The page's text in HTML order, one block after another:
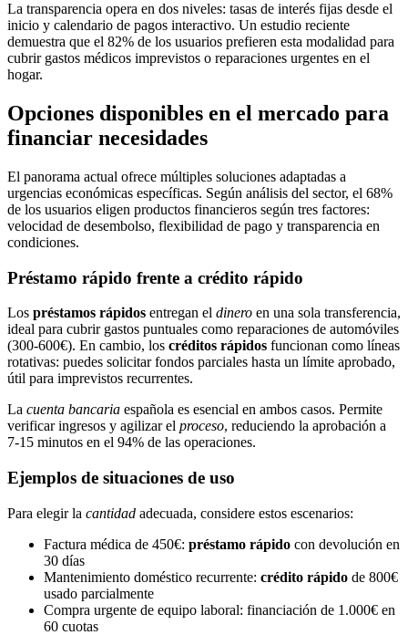
La transparencia opera en dos niveles: tasas de interés fijas desde el
inicio y calendario de pagos interactivo. Un estudio reciente
demuestra que el 82% de los usuarios prefieren esta modalidad para
cubrir gastos médicos imprevistos o reparaciones urgentes en el
hogar.
Opciones disponibles en el mercado para
financiar necesidades
El panorama actual ofrece múltiples soluciones adaptadas a
urgencias económicas específicas. Según análisis del sector, el 68%
de los usuarios eligen productos financieros según tres factores:
velocidad de desembolso, flexibilidad de pago y transparencia en
condiciones.
Préstamo rápido frente a crédito rápido
Los préstamos rápidos entregan el dinero en una sola transferencia,
ideal para cubrir gastos puntuales como reparaciones de automóviles
(300-600€). En cambio, los créditos rápidos funcionan como líneas
rotativas: puedes solicitar fondos parciales hasta un límite aprobado,
útil para imprevistos recurrentes.
La cuenta bancaria española es esencial en ambos casos. Permite
verificar ingresos y agilizar el proceso, reduciendo la aprobación a
7-15 minutos en el 94% de las operaciones.
Ejemplos de situaciones de uso
Para elegir la cantidad adecuada, considere estos escenarios:
Factura médica de 450€: préstamo rápido con devolución en
30 días
Mantenimiento doméstico recurrente: crédito rápido de 800€
usado parcialmente
Compra urgente de equipo laboral: financiación de 1.000€ en
60 cuotas